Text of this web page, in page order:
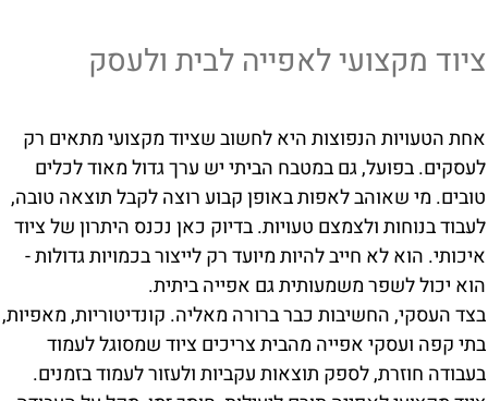
ציוד מקצועי לאפייה לבית ולעסק
אחת הטעויות הנפוצות היא לחשוב שציוד מקצועי מתאים רק
לעסקים. בפועל, גם במטבח הביתי יש ערך גדול מאוד לכלים
טובים. מי שאוהב לאפות באופן קבוע רוצה לקבל תוצאה טובה,
לעבוד בנוחות ולצמצם טעויות. בדיוק כאן נכנס היתרון של ציוד
איכותי. הוא לא חייב להיות מיועד רק לייצור בכמויות גדולות -
הוא יכול לשפר משמעותית גם אפייה ביתית.
בצד העסקי, החשיבות כבר ברורה מאליה. קונדיטוריות, מאפיות,
בתי קפה ועסקי אפייה מהבית צריכים ציוד שמסוגל לעמוד
בעבודה חוזרת, לספק תוצאות עקביות ולעזור לעמוד בזמנים.